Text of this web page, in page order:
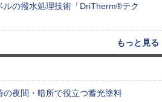
ルの撥水処理技術「DriTherm®テク
もっと見る
の夜間・暗所で役立つ蓄光塗料